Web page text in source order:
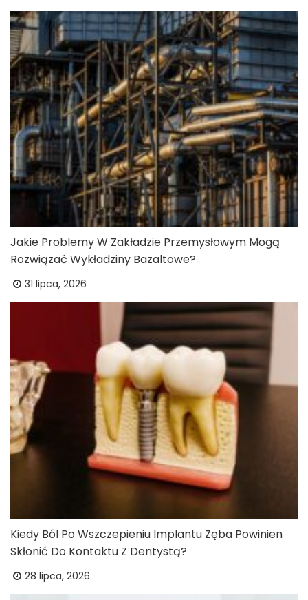
Jakie Problemy W Zakładzie Przemysłowym Mogą
Rozwiązać Wykładziny Bazaltowe?
31 lipca, 2026
Kiedy Ból Po Wszczepieniu Implantu Zęba Powinien
Skłonić Do Kontaktu Z Dentystą?
28 lipca, 2026